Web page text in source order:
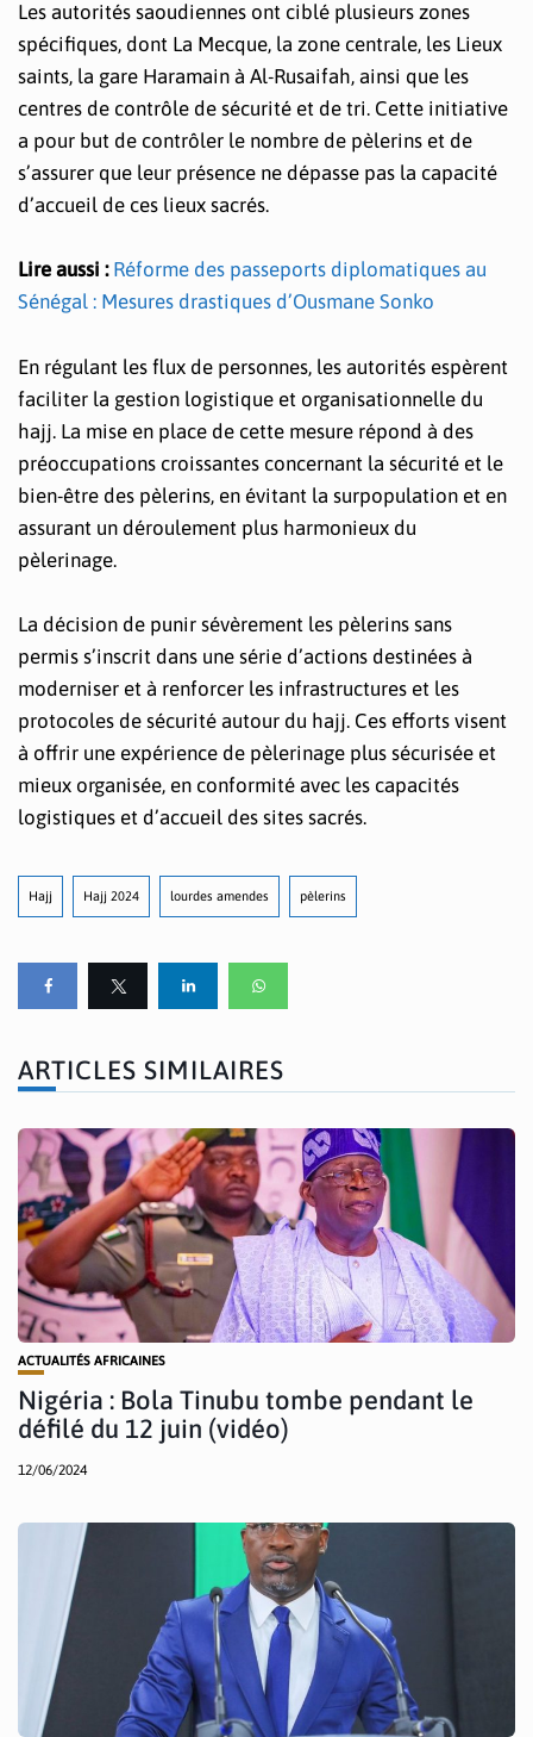
Les autorités saoudiennes ont ciblé plusieurs zones
spécifiques, dont La Mecque, la zone centrale, les Lieux
saints, la gare Haramain à Al-Rusaifah, ainsi que les
centres de contrôle de sécurité et de tri. Cette initiative
a pour but de contrôler le nombre de pèlerins et de
s’assurer que leur présence ne dépasse pas la capacité
d’accueil de ces lieux sacrés.
Lire aussi : Réforme des passeports diplomatiques au
Sénégal : Mesures drastiques d’Ousmane Sonko
En régulant les flux de personnes, les autorités espèrent
faciliter la gestion logistique et organisationnelle du
hajj. La mise en place de cette mesure répond à des
préoccupations croissantes concernant la sécurité et le
bien-être des pèlerins, en évitant la surpopulation et en
assurant un déroulement plus harmonieux du
pèlerinage.
La décision de punir sévèrement les pèlerins sans
permis s’inscrit dans une série d’actions destinées à
moderniser et à renforcer les infrastructures et les
protocoles de sécurité autour du hajj. Ces efforts visent
à offrir une expérience de pèlerinage plus sécurisée et
mieux organisée, en conformité avec les capacités
logistiques et d’accueil des sites sacrés.
Hajj Hajj 2024 lourdes amendes pèlerins
ARTICLES SIMILAIRES
ACTUALITÉS AFRICAINES
Nigéria : Bola Tinubu tombe pendant le
défilé du 12 juin (vidéo)
12/06/2024